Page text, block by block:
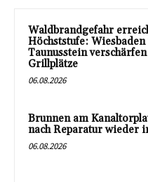
Waldbrandgefahr
Höchststufe: Wiesbaden
Taunusstein
Grillplätze
06.08.2026
Brunnen am
nach Reparatur wieder
06.08.2026